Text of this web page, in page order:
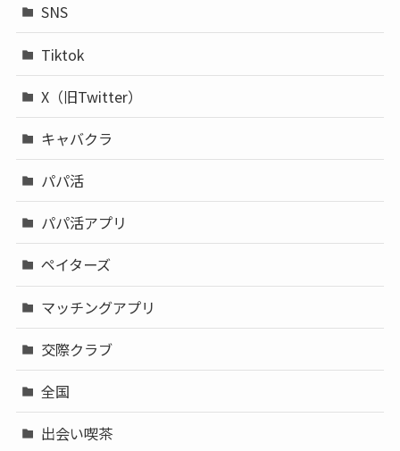
SNS
Tiktok
X（旧Twitter）
キャバクラ
パパ活
パパ活アプリ
ペイターズ
マッチングアプリ
交際クラブ
全国
出会い喫茶